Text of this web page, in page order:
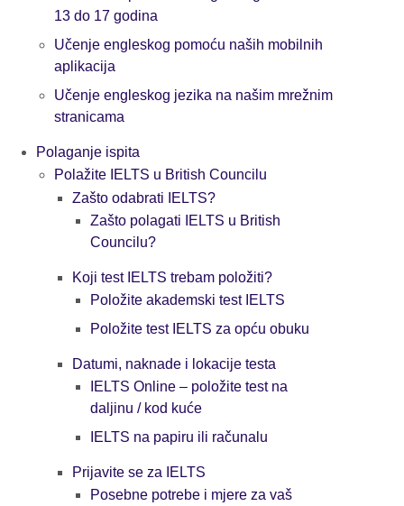
13 do 17 godina
Učenje engleskog pomoću naših mobilnih
aplikacija
Učenje engleskog jezika na našim mrežnim
stranicama
Polaganje ispita
Polažite IELTS u British Councilu
Zašto odabrati IELTS?
Zašto polagati IELTS u British
Councilu?
Koji test IELTS trebam položiti?
Položite akademski test IELTS
Položite test IELTS za opću obuku
Datumi, naknade i lokacije testa
IELTS Online – položite test na
daljinu / kod kuće
IELTS na papiru ili računalu
Prijavite se za IELTS
Posebne potrebe i mjere za vaš